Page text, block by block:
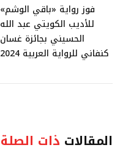
فوز رواية «باقي الوشم»
للأديب الكويتي عبد الله
الحسيني بجائزة غسان
كنفاني للرواية العربية 2024
المقالات ذات الصلة